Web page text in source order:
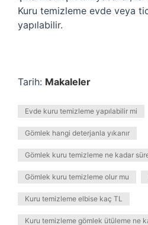
Kuru temizleme evde veya
yapılabilir.
Tarih: Makaleler
Evde kuru temizleme yapılabilir mi
Gömlek hangi deterjanla yıkanır
Gömlek kuru temizleme ne kadar
Gömlek kuru temizleme olur mu
Kuru temizleme elbise kaç TL
Kuru temizleme gömlek ütüleme ne